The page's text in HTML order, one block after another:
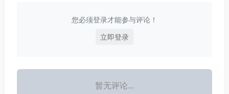
您必须登录才能参与评论！
立即登录
暂无评论...